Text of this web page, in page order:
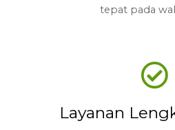
tepat pada
Layanan